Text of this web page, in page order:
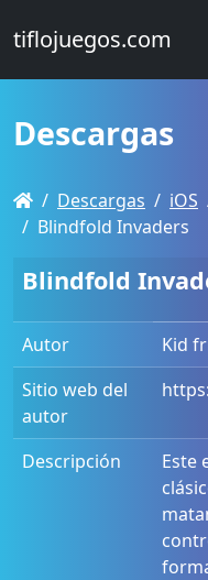
tiflojuegos.com
Descargas
Descargas iOS
Blindfold Invaders
Blindfold
Autor
Kid
Sitio web del
autor
Descripción
Este